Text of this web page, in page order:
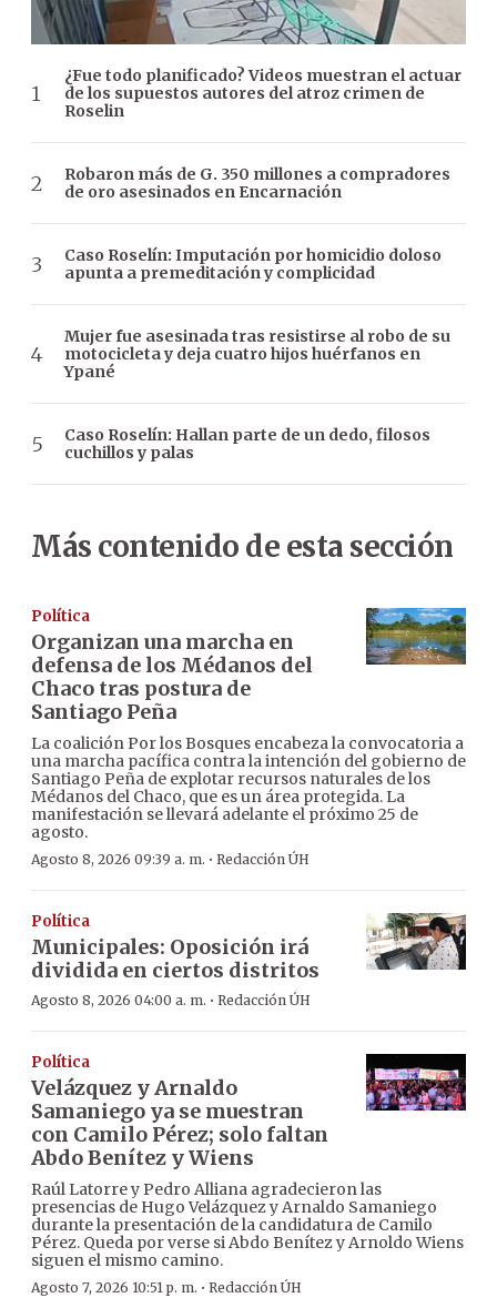
¿Fue todo planificado? Videos muestran el actuar
de los supuestos autores del atroz crimen de
Roselin
Robaron más de G. 350 millones a compradores
de oro asesinados en Encarnación
Caso Roselín: Imputación por homicidio doloso
apunta a premeditación y complicidad
Mujer fue asesinada tras resistirse al robo de su
motocicleta y deja cuatro hijos huérfanos en
Ypané
Caso Roselín: Hallan parte de un dedo, filosos
cuchillos y palas
Más contenido de esta sección
Política
Organizan una marcha en
defensa de los Médanos del
Chaco tras postura de
Santiago Peña
La coalición Por los Bosques encabeza la convocatoria a
una marcha pacífica contra la intención del gobierno de
Santiago Peña de explotar recursos naturales de los
Médanos del Chaco, que es un área protegida. La
manifestación se llevará adelante el próximo 25 de
agosto.
Agosto 8, 2026 09:39 a. m. · Redacción ÚH
Política
Municipales: Oposición irá
dividida en ciertos distritos
Agosto 8, 2026 04:00 a. m. · Redacción ÚH
Política
Velázquez y Arnaldo
Samaniego ya se muestran
con Camilo Pérez; solo faltan
Abdo Benítez y Wiens
Raúl Latorre y Pedro Alliana agradecieron las
presencias de Hugo Velázquez y Arnaldo Samaniego
durante la presentación de la candidatura de Camilo
Pérez. Queda por verse si Abdo Benítez y Arnoldo Wiens
siguen el mismo camino.
Agosto 7, 2026 10:51 p. m. · Redacción ÚH